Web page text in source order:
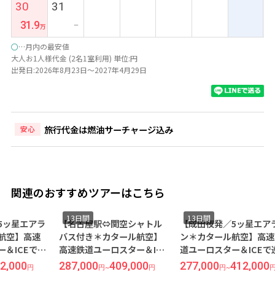
30
31.9
31
ー
○…月内の最安値
大人お1人様代金 (2名1室利用) 単位:円
出発日:2026年8月23日～2027年4月29日
安心 旅行代金は燃油サーチャージ込み
関連のおすすめツアーはこちら
【名古屋駅⇔関空シャトル
バス付き＊カタール航空】
高速鉄道ユーロスター＆ICE
で巡る◆自分なりの楽しみ
方ができるフリープランの
13日間
287,000 ~409,000円
【成田夜発／5ッ星エアライ
ン＊カタール航空】高速鉄
道ユーロスター＆ICEで巡る
◆西欧4ヶ国5都市周遊＜ミ
ュンヘン×フランクフルト
277,000 ~412,000円
【羽
イ
鉄道
る◆
ミ